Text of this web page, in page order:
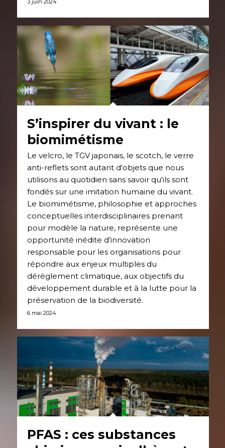
3 juin 2024
S’inspirer du vivant : le
biomimétisme
Le velcro, le TGV japonais, le scotch, le verre
anti-reflets sont autant d'objets que nous
utilisons au quotidien sans savoir qu'ils sont
fondés sur une imitation humaine du vivant.
Le biomimétisme, philosophie et approches
conceptuelles interdisciplinaires prenant
pour modèle la nature, représente une
opportunité inédite d’innovation
responsable pour les organisations pour
répondre aux enjeux multiples du
dérèglement climatique, aux objectifs du
développement durable et à la lutte pour la
préservation de la biodiversité.
6 mai 2024
PFAS : ces substances